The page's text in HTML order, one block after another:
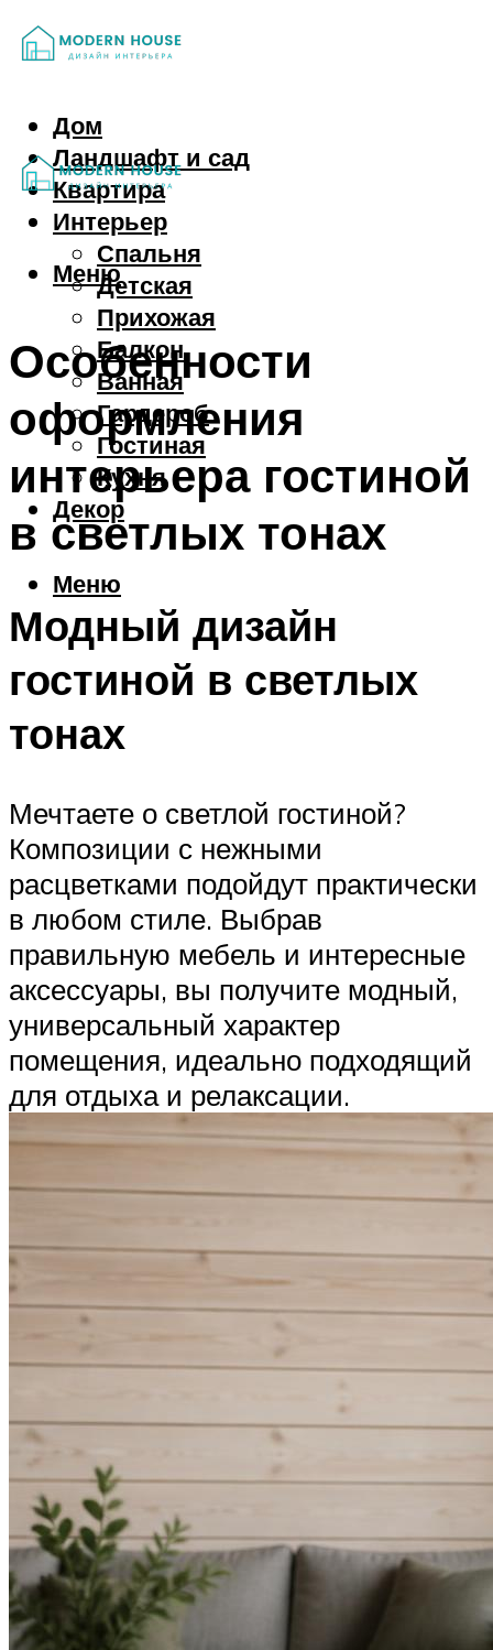
Дом
Ландшафт и сад
Квартира
Интерьер
Спальня
Детская
Прихожая
Балкон
Ванная
Гардероб
Гостиная
Кухня
Декор
Меню
Меню
Особенности
оформления
интерьера гостиной
в светлых тонах
Модный дизайн
гостиной в светлых
тонах
Мечтаете о светлой гостиной?
Композиции с нежными
расцветками подойдут практически
в любом стиле. Выбрав
правильную мебель и интересные
аксессуары, вы получите модный,
универсальный характер
помещения, идеально подходящий
для отдыха и релаксации.